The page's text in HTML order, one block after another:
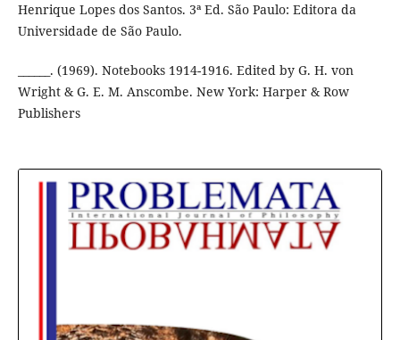
Henrique Lopes dos Santos. 3ª Ed. São Paulo: Editora da
Universidade de São Paulo.
______. (1969). Notebooks 1914-1916. Edited by G. H. von
Wright & G. E. M. Anscombe. New York: Harper & Row
Publishers